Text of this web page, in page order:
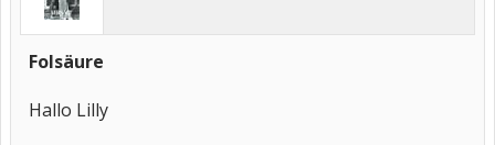
Folsäure
Hallo Lilly